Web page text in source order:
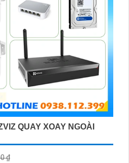
QUAY XOAY NGOÀI
₫